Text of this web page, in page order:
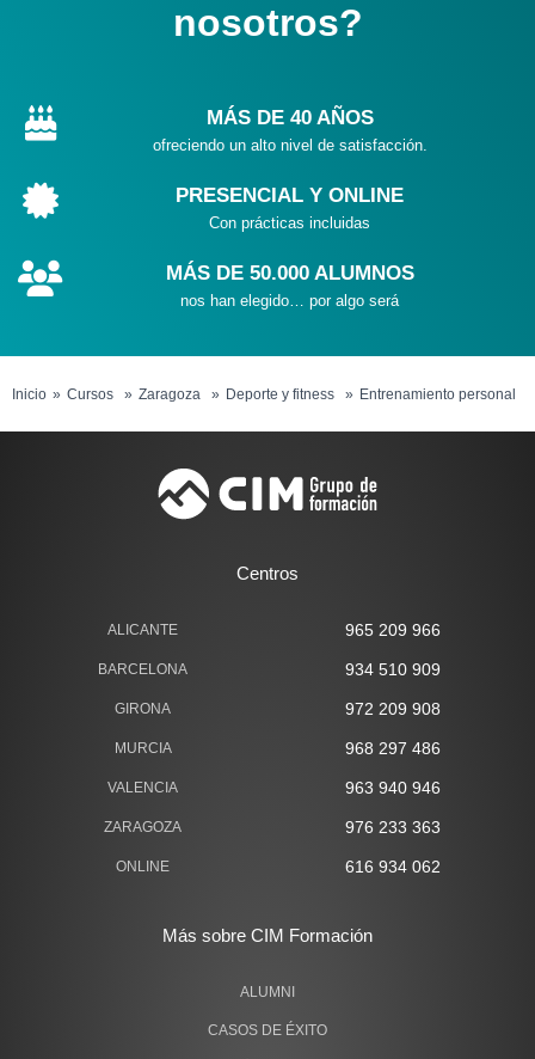
nosotros?
MÁS DE 40 AÑOS
ofreciendo un alto nivel de satisfacción.
PRESENCIAL Y ONLINE
Con prácticas incluidas
MÁS DE 50.000 ALUMNOS
nos han elegido… por algo será
Inicio Cursos Zaragoza Deporte y fitness Entrenamiento personal
Más sobre CIM Formación
ALUMNI
CASOS DE ÉXITO
Centros
ALICANTE 965 209 966
BARCELONA 934 510 909
GIRONA 972 209 908
MURCIA 968 297 486
VALENCIA 963 940 946
ZARAGOZA 976 233 363
ONLINE 616 934 062